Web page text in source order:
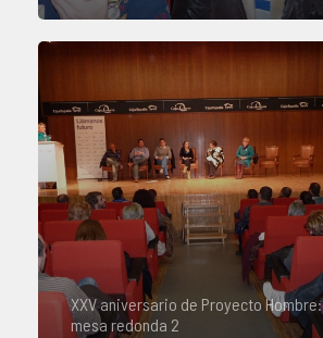
XXV aniversario de Proyecto Hombre:
mesa redonda 2